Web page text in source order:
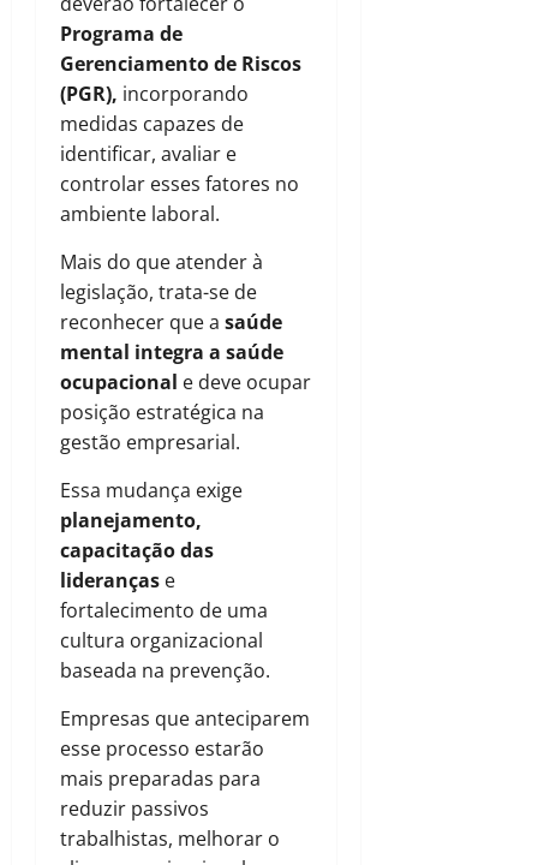
Programa de
Gerenciamento de Riscos
(PGR), incorporando
medidas capazes de
identificar, avaliar e
controlar esses fatores no
ambiente laboral.
Mais do que atender à
legislação, trata-se de
reconhecer que a saúde
mental integra a saúde
ocupacional e deve ocupar
posição estratégica na
gestão empresarial.
Essa mudança exige
planejamento,
capacitação das
lideranças e
fortalecimento de uma
cultura organizacional
baseada na prevenção.
Empresas que anteciparem
esse processo estarão
mais preparadas para
reduzir passivos
trabalhistas, melhorar o